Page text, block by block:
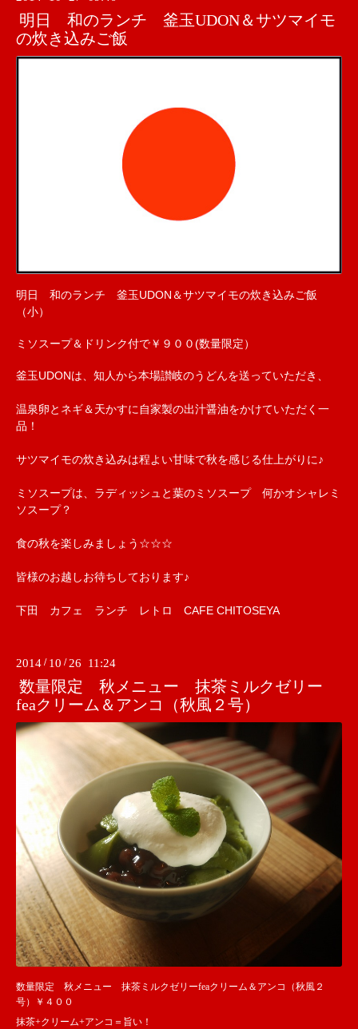
明日 和のランチ 釜玉UDON＆サツマイモ
の炊き込みご飯
明日 和のランチ 釜玉UDON＆サツマイモの炊き込みご飯
（小）
ミソスープ＆ドリンク付で￥９００(数量限定）
釜玉UDONは、知人から本場讃岐のうどんを送っていただき、
温泉卵とネギ＆天かすに自家製の出汁醤油をかけていただく一
品！
サツマイモの炊き込みは程よい甘味で秋を感じる仕上がりに♪
ミソスープは、ラディッシュと葉のミソスープ 何かオシャレミ
ソスープ？
食の秋を楽しみましょう☆☆☆
皆様のお越しお待ちしております♪
下田 カフェ ランチ レトロ CAFE CHITOSEYA
2014 / 10 /26 11:24
数量限定 秋メニュー 抹茶ミルクゼリー
feaクリーム＆アンコ（秋風２号）
数量限定 秋メニュー 抹茶ミルクゼリーfeaクリーム＆アンコ（秋風２
号）￥４００
抹茶+クリーム+アンコ＝旨い！